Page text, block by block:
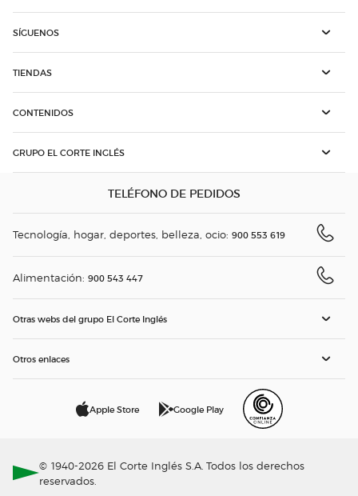
SÍGUENOS
TIENDAS
CONTENIDOS
GRUPO EL CORTE INGLÉS
TELÉFONO DE PEDIDOS
Tecnología, hogar, deportes, belleza, ocio: 900 553 619
Alimentación: 900 543 447
Otras webs del grupo El Corte Inglés
Otros enlaces
Apple Store Google Play
© 1940-2026 El Corte Inglés S.A. Todos los derechos
reservados.